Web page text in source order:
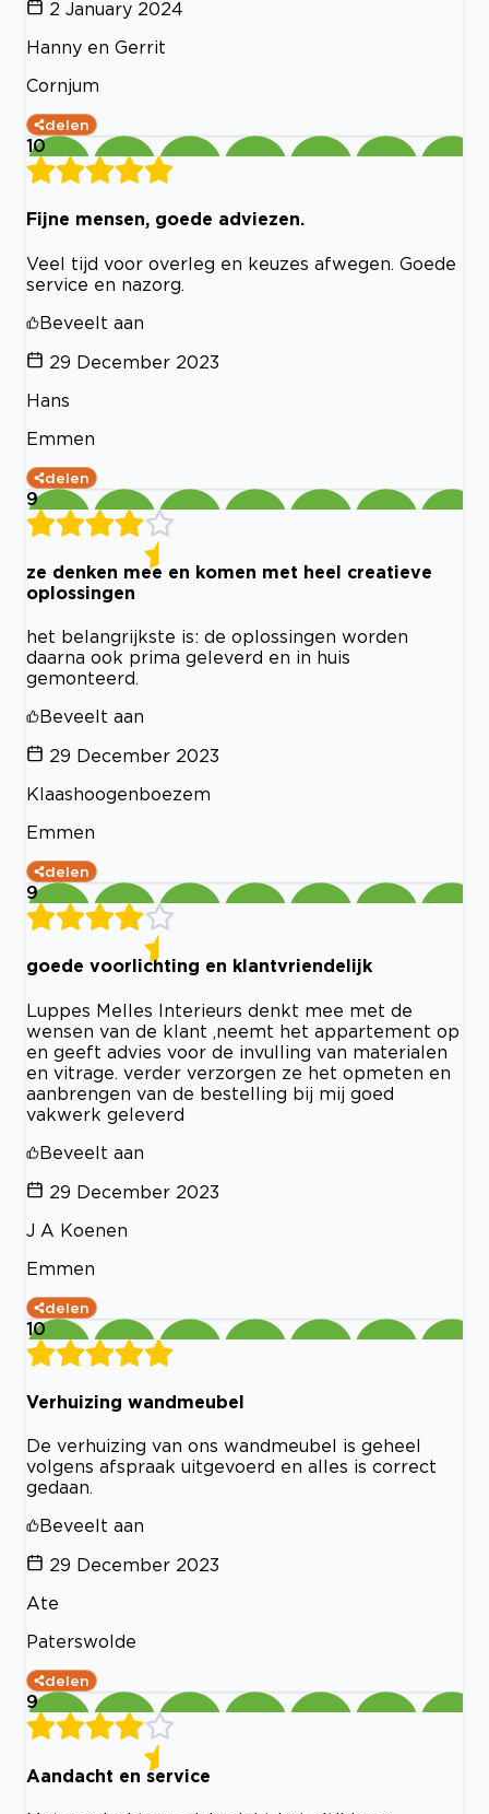
2 January 2024
Hanny en Gerrit
Cornjum
delen
10
Fijne mensen, goede adviezen.
Veel tijd voor overleg en keuzes afwegen. Goede
service en nazorg.
Beveelt aan
29 December 2023
Hans
Emmen
delen
9
ze denken mee en komen met heel creatieve
oplossingen
het belangrijkste is: de oplossingen worden
daarna ook prima geleverd en in huis
gemonteerd.
Beveelt aan
29 December 2023
Klaashoogenboezem
Emmen
delen
9
goede voorlichting en klantvriendelijk
Luppes Melles Interieurs denkt mee met de
wensen van de klant ,neemt het appartement op
en geeft advies voor de invulling van materialen
en vitrage. verder verzorgen ze het opmeten en
aanbrengen van de bestelling bij mij goed
vakwerk geleverd
Beveelt aan
29 December 2023
J A Koenen
Emmen
delen
10
Verhuizing wandmeubel
De verhuizing van ons wandmeubel is geheel
volgens afspraak uitgevoerd en alles is correct
gedaan.
Beveelt aan
29 December 2023
Ate
Paterswolde
delen
9
Aandacht en service